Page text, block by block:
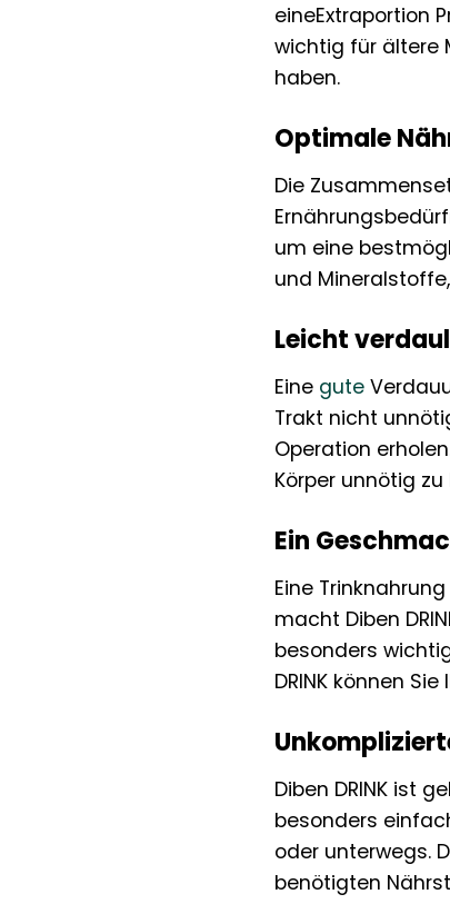
eineExtraportion
wichtig für ältere
haben.
Optimale
Die
um eine
und
Leicht
Eine gute
Trakt nicht
Operation
Körper unnötig
Ein
Eine
macht Diben
besonders
DRINK können
Diben DRINK ist
besonders
oder unterwegs.
benötigten